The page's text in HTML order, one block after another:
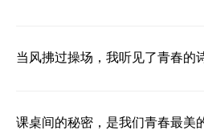
当风拂过操场，我听见了青春的
课桌间的秘密，是我们青春最美